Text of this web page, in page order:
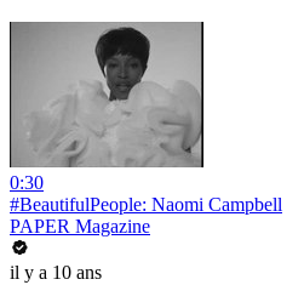
0:30
#BeautifulPeople: Naomi Campbell
PAPER Magazine
il y a 10 ans